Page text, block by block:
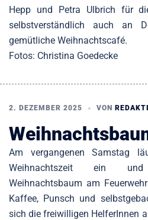
Hepp und Petra Ulbrich für
selbstverständlich auch an
gemütliche Weihnachtscafé.
Fotos: Christina Goedecke
2. DEZEMBER 2025 VON
Am vergangenen Samstag
Weihnachtszeit ein
Weihnachtsbaum am
Kaffee, Punsch und
sich die freiwilligen HelferInnen